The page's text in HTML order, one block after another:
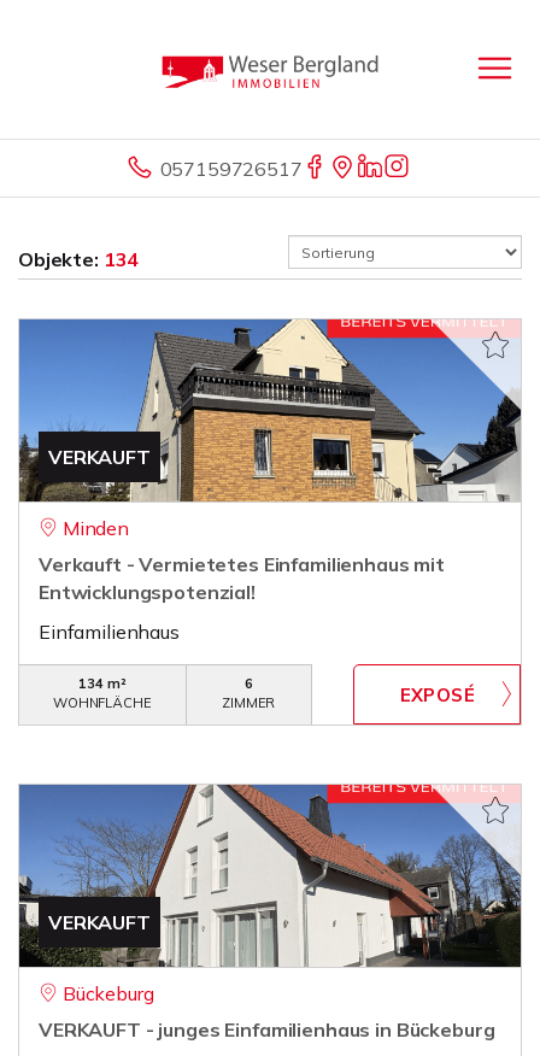
057159726517
Objekte: 134
VERKAUFT
Minden
Verkauft - Vermietetes Einfamilienhaus mit
Entwicklungspotenzial!
Einfamilienhaus
134 m²
WOHNFLÄCHE
6
ZIMMER
VERKAUFT
Bückeburg
VERKAUFT - junges Einfamilienhaus in Bückeburg